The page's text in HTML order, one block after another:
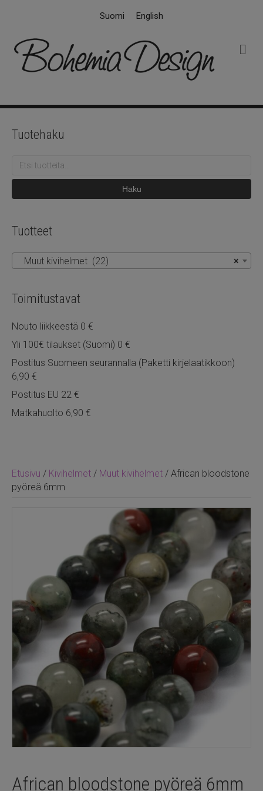
Suomi English
k
Etusivu / Kivihelmet / Muut kivihelmet / African bloodstone
pyöreä 6mm
African bloodstone pyöreä 6mm
Tuotehaku
Etsi:
Haku
Tuotteet
×
Muut kivihelmet (22)
Toimitustavat
Nouto liikkeestä 0 €
Yli 100€ tilaukset (Suomi) 0 €
Postitus Suomeen seurannalla (Paketti kirjelaatikkoon)
6,90 €
Postitus EU 22 €
Matkahuolto 6,90 €